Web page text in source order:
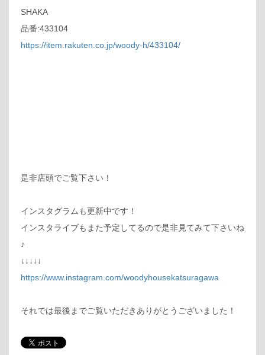
SHAKA
品番:433104
https://item.rakuten.co.jp/woody-h/433104/
是非店頭でご覧下さい！
インスタグラムも更新中です！
インスタライブもまた予定してるので是非見てみて下さいね
♪
↓↓↓↓↓
https://www.instagram.com/woodyhousekatsuragawa
それでは最後までご覧いただきありがとうございました！